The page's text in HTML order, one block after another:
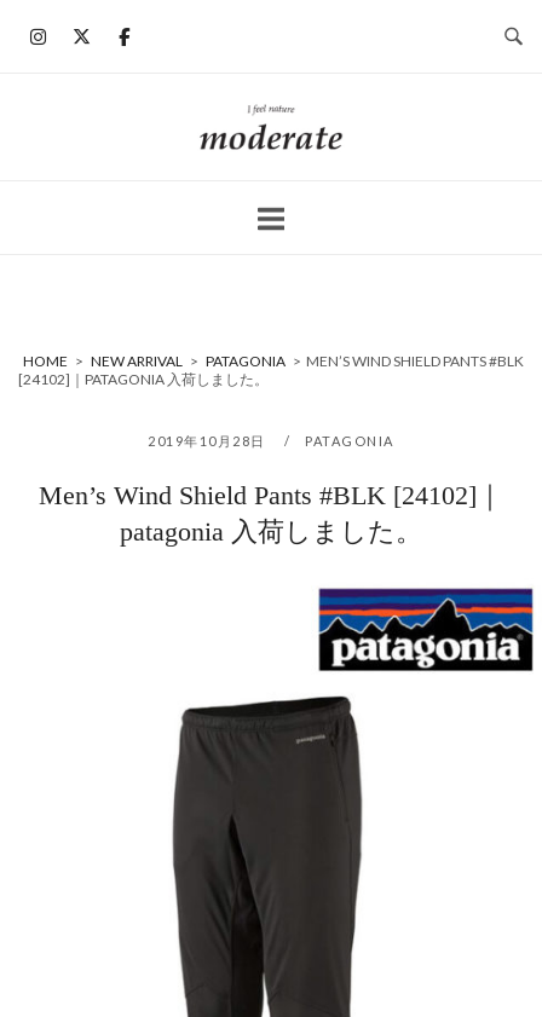
ホ
ー
HOME > NEW ARRIVAL > PATAGONIA > MEN’S WIND SHIELD PANTS #BLK
[24102]｜PATAGONIA 入荷しました。
2019年10月28日 PATAGONIA
Men’s Wind Shield Pants #BLK [24102]｜
patagonia 入荷しました。